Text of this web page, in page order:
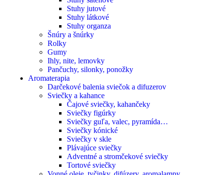
Stuhy jutové
Stuhy látkové
Stuhy organza
Šnúry a šnúrky
Rolky
Gumy
Ihly, nite, lemovky
Pančuchy, silonky, ponožky
Aromaterapia
Darčekové balenia sviečok a difuzerov
Sviečky a kahance
Čajové sviečky, kahančeky
Sviečky figúrky
Sviečky guľa, valec, pyramída…
Sviečky kónické
Sviečky v skle
Plávajúce sviečky
Adventné a stromčekové sviečky
Tortové sviečky